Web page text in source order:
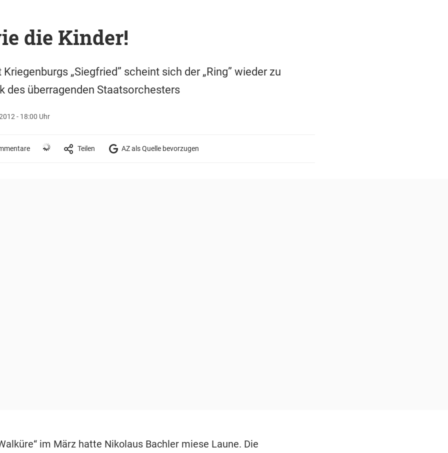
die Kinder!
„Siegfried” scheint sich der „Ring” wieder zu
des überragenden Staatsorchesters
- 18:00 Uhr
Teilen AZ als Quelle bevorzugen
im März hatte Nikolaus Bachler miese Laune. Die